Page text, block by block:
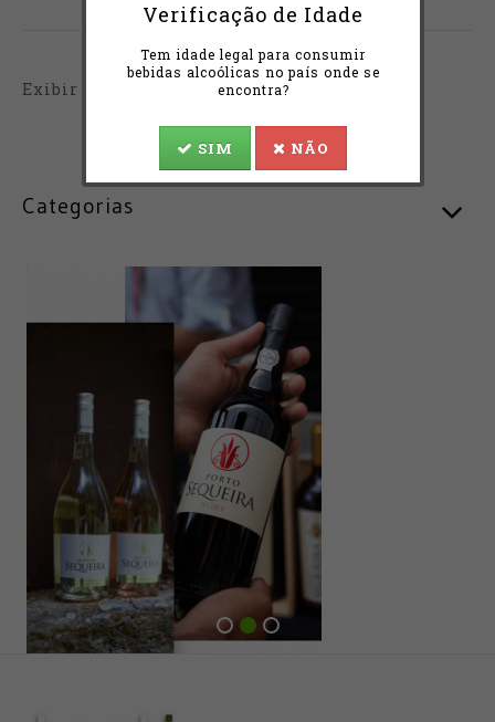
Verificação de Idade
Tem idade legal para consumir
bebidas alcoólicas no país onde se
encontra?
SIM NÃO
Exibir de 1 a 2 do total de 2 (1 páginas)
Categorias